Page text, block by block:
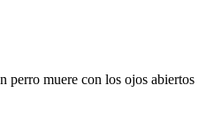
perro muere con los ojos abiertos